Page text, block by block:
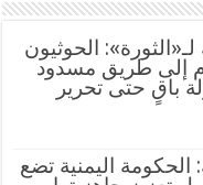
الحوثيون
إلى طريق مسدود
باقٍ حتى تحرير
الحكومة اليمنية تضع